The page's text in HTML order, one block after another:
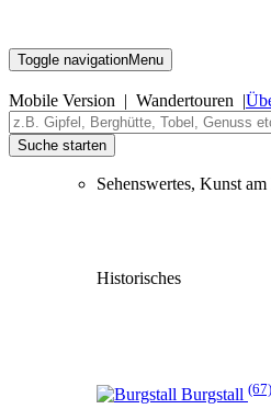
Toggle navigationMenu
Mobile Version | Wandertouren |
Suche starten
Sehenswertes, Kunst
Historisches
Burgstall (67)